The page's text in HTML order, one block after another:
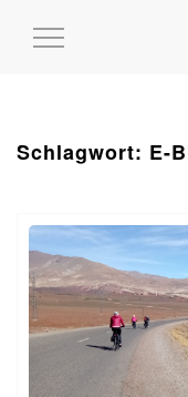
MENÜ
Schlagwort: E-